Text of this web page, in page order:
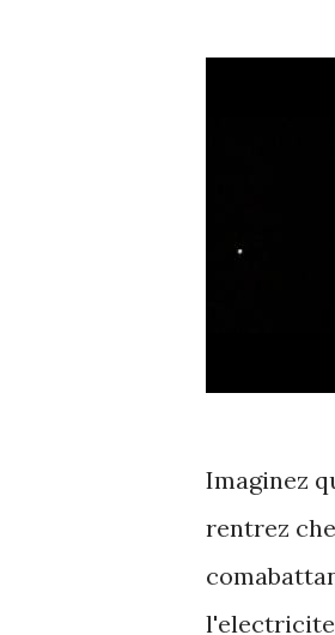
Imaginez
rentrez
l'electricite